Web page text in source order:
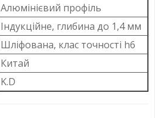
Алюмінієвий профіль
Індукційне, глибина до 1,4 мм
Шліфована, клас точності h6
Китай
K.D